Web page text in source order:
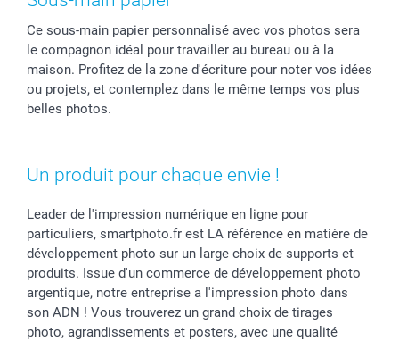
Stickers & Etiquettes
Cadres photo & accessoires déco
Dénicheur d'idées cadeau
Communion
Baptême
Toussaint
Rentrée des classes
Vie privée
Gestion des cookies
Tarifs
Partenariats & Influence
smartfriends
Livraison
Modes de paiement
Grandes quantités
Ce sous-main papier personnalisé avec vos photos sera
le compagnon idéal pour travailler au bureau ou à la
maison. Profitez de la zone d'écriture pour noter vos idées
ou projets, et contemplez dans le même temps vos plus
belles photos.
Un produit pour chaque envie !
Leader de l'impression numérique en ligne pour
particuliers, smartphoto.fr est LA référence en matière de
développement photo sur un large choix de supports et
produits. Issue d'un commerce de développement photo
argentique, notre entreprise a l'impression photo dans
son ADN ! Vous trouverez un grand choix de tirages
photo, agrandissements et posters, avec une qualité